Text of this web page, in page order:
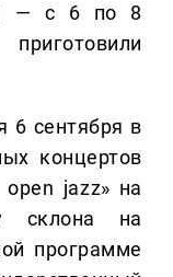
— с 6 по 8
6 сентября в
концертов
jazz» на
склона на
программе